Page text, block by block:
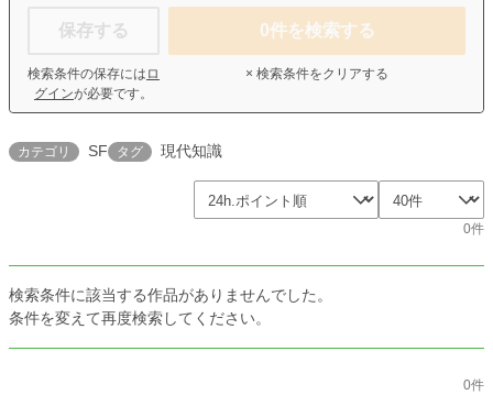
保存する
検索条件の保存には ロ
グインが必要です。
0件を検索する
× 検索条件をクリアする
カテゴリ SF タグ 現代知識
0件
検索条件に該当する作品がありませんでした。
条件を変えて再度検索してください。
0件